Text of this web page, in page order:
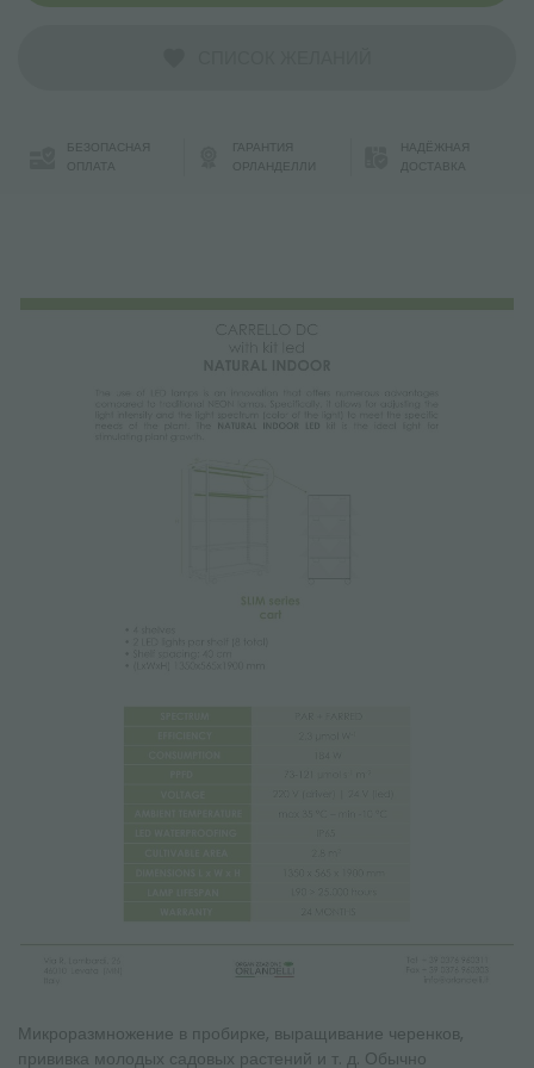
БЕЗОПАСНАЯ
ОПЛАТА
ГАРАНТИЯ
ОРЛАНДЕЛЛИ
НАДЁЖНАЯ
ДОСТАВКА
Микроразмножение в пробирке, выращивание черенков,
прививка молодых садовых растений и т. д. Обычно